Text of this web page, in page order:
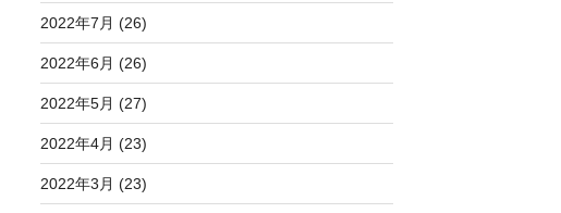
2022年7月 (26)
2022年6月 (26)
2022年5月 (27)
2022年4月 (23)
2022年3月 (23)